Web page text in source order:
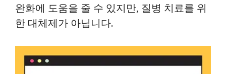
완화에 도움을 줄 수 있지만, 질병 치료를 위
한 대체제가 아닙니다.